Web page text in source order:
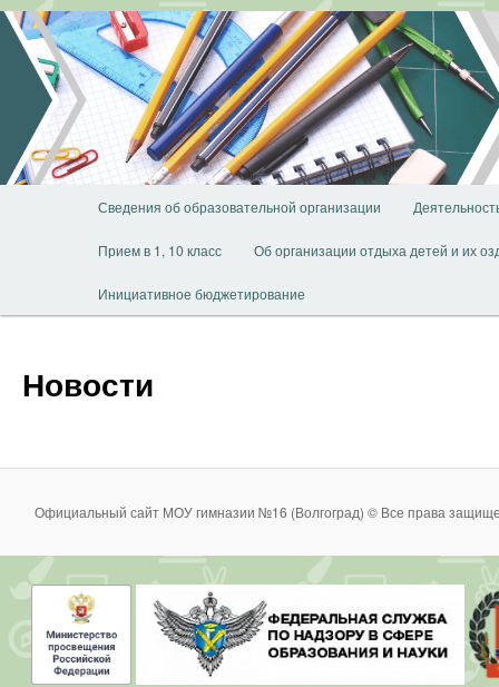
Перейти
основному
содержимому
Сведения об образовательной организации
Прием в 1, 10 класс Об организации отдыха детей и их
Инициативное бюджетирование
Новости
Официальный сайт МОУ гимназии №16 (Волгоград) © Все права